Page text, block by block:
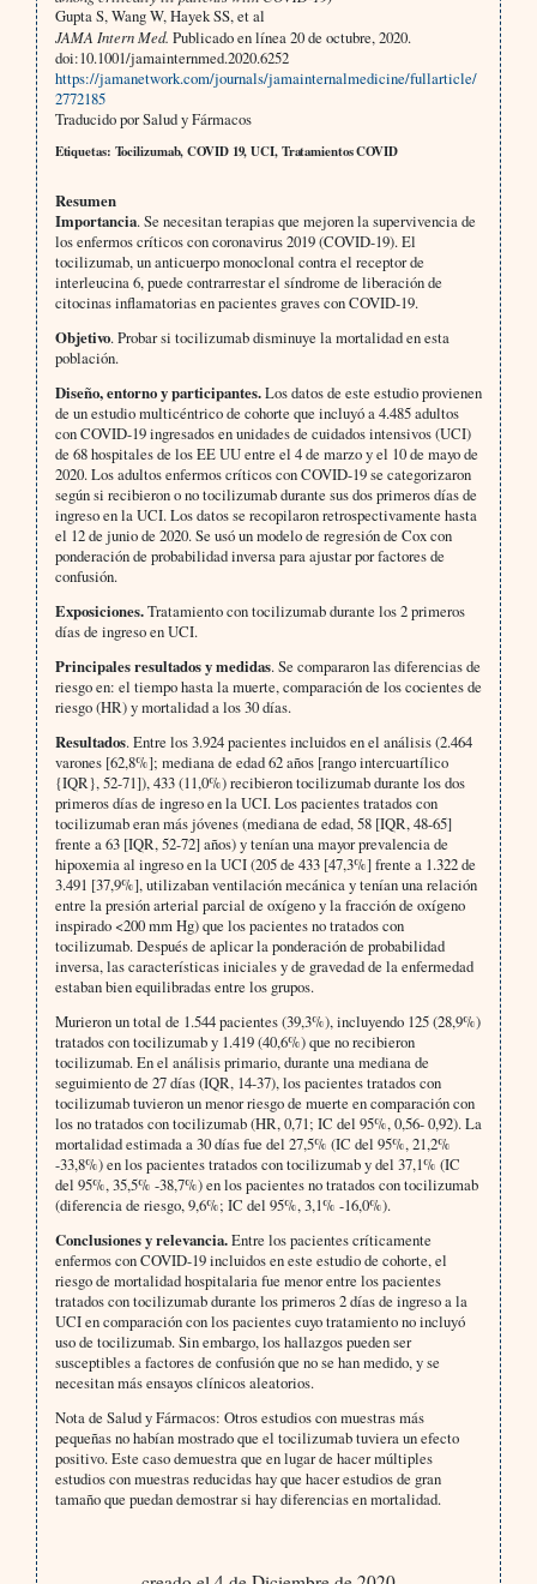
Gupta S, Wang W, Hayek SS, et al
JAMA Intern Med. Publicado en línea 20 de octubre, 2020.
doi:10.1001/jamainternmed.2020.6252
https://jamanetwork.com/journals/jamainternalmedicine/fullarticle/
2772185
Traducido por Salud y Fármacos
Etiquetas: Tocilizumab, COVID 19, UCI, Tratamientos COVID
Resumen
Importancia. Se necesitan terapias que mejoren la supervivencia de
los enfermos críticos con coronavirus 2019 (COVID-19). El
tocilizumab, un anticuerpo monoclonal contra el receptor de
interleucina 6, puede contrarrestar el síndrome de liberación de
citocinas inflamatorias en pacientes graves con COVID-19.
Objetivo. Probar si tocilizumab disminuye la mortalidad en esta
población.
Diseño, entorno y participantes.Los datos de este estudio provienen
de un estudio multicéntrico de cohorte que incluyó a 4.485 adultos
con COVID-19 ingresados en unidades de cuidados intensivos (UCI)
de 68 hospitales de los EE UU entre el 4 de marzo y el 10 de mayo de
2020. Los adultos enfermos críticos con COVID-19 se categorizaron
según si recibieron o no tocilizumab durante sus dos primeros días de
ingreso en la UCI. Los datos se recopilaron retrospectivamente hasta
el 12 de junio de 2020. Se usó un modelo de regresión de Cox con
ponderación de probabilidad inversa para ajustar por factores de
confusión.
Exposiciones.Tratamiento con tocilizumab durante los 2 primeros
días de ingreso en UCI.
Principales resultados y medidas. Se compararon las diferencias de
riesgo en: el tiempo hasta la muerte, comparación de los cocientes de
riesgo (HR) y mortalidad a los 30 días.
Resultados. Entre los 3.924 pacientes incluidos en el análisis (2.464
varones [62,8%]; mediana de edad 62 años [rango intercuartílico
{IQR}, 52-71]), 433 (11,0%) recibieron tocilizumab durante los dos
primeros días de ingreso en la UCI. Los pacientes tratados con
tocilizumab eran más jóvenes (mediana de edad, 58 [IQR, 48-65]
frente a 63 [IQR, 52-72] años) y tenían una mayor prevalencia de
hipoxemia al ingreso en la UCI (205 de 433 [47,3%] frente a 1.322 de
3.491 [37,9%], utilizaban ventilación mecánica y tenían una relación
entre la presión arterial parcial de oxígeno y la fracción de oxígeno
inspirado <200 mm Hg) que los pacientes no tratados con
tocilizumab. Después de aplicar la ponderación de probabilidad
inversa, las características iniciales y de gravedad de la enfermedad
estaban bien equilibradas entre los grupos.
Murieron un total de 1.544 pacientes (39,3%), incluyendo 125 (28,9%)
tratados con tocilizumab y 1.419 (40,6%) que no recibieron
tocilizumab. En el análisis primario, durante una mediana de
seguimiento de 27 días (IQR, 14-37), los pacientes tratados con
tocilizumab tuvieron un menor riesgo de muerte en comparación con
los no tratados con tocilizumab (HR, 0,71; IC del 95%, 0,56- 0,92). La
mortalidad estimada a 30 días fue del 27,5% (IC del 95%, 21,2%
-33,8%) en los pacientes tratados con tocilizumab y del 37,1% (IC
del 95%, 35,5% -38,7%) en los pacientes no tratados con tocilizumab
(diferencia de riesgo, 9,6%; IC del 95%, 3,1% -16,0%).
Conclusiones y relevancia.Entre los pacientes críticamente
enfermos con COVID-19 incluidos en este estudio de cohorte, el
riesgo de mortalidad hospitalaria fue menor entre los pacientes
tratados con tocilizumab durante los primeros 2 días de ingreso a la
UCI en comparación con los pacientes cuyo tratamiento no incluyó
uso de tocilizumab. Sin embargo, los hallazgos pueden ser
susceptibles a factores de confusión que no se han medido, y se
necesitan más ensayos clínicos aleatorios.
Nota de Salud y Fármacos: Otros estudios con muestras más
pequeñas no habían mostrado que el tocilizumab tuviera un efecto
positivo. Este caso demuestra que en lugar de hacer múltiples
estudios con muestras reducidas hay que hacer estudios de gran
tamaño que puedan demostrar si hay diferencias en mortalidad.